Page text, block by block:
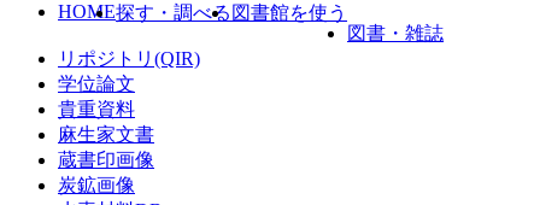
HOME探す・調べる 図書館を使う
図書・雑誌
リポジトリ(QIR)
学位論文
貴重資料
麻生家文書
蔵書印画像
炭鉱画像